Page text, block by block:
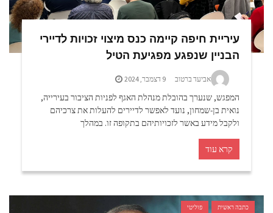
עיריית חיפה קיימה כנס מיצוי זכויות לדיירי
הבניין שנפגע מפגיעת הטיל
אביעד ברטוב 9 דצמבר, 2024
המפגש, שנערך בהובלת מנהלת האגף לפניות הציבור בעירייה,
נואית בן-שמחון, נועד לאפשר לדיירים להעלות את צרכיהם
ולקבל מידע באשר לזכויותיהם בתקופה זו. במהלך
קרא עוד
כתבה ראשית פוליטי